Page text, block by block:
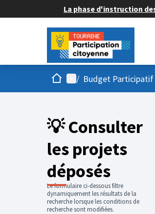
La phase d'instruction
AccueilMenu principal
/ Budget Participatif
💡 Consulter
les projets
déposés
Le formulaire ci-dessous filtre
dynamiquement les résultats de la
recherche lorsque les conditions de
recherche sont modifiées.